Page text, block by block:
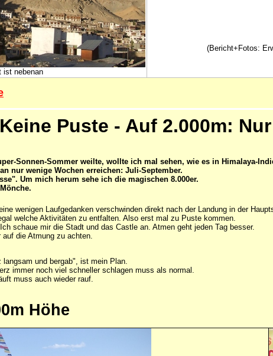
ist nebenan
(Bericht+Fotos:
Puste - Auf 2.000m:
Sonnen-Sommer weilte, wollte ich mal sehen, wie es in Himalaya-
nur wenige Wochen erreichen: Juli-September.
Um mich herum sehe ich die magischen 8.000er.
wenigen Laufgedanken verschwinden direkt nach der Landung in der
welche Aktivitäten zu entfalten. Also erst mal zu Puste kommen.
schaue mir die Stadt und das Castle an. Atmen geht jeden Tag besser.
die Atmung zu achten.
und bergab", ist mein Plan.
immer noch viel schneller schlagen muss als normal.
muss auch wieder rauf.
Höhe